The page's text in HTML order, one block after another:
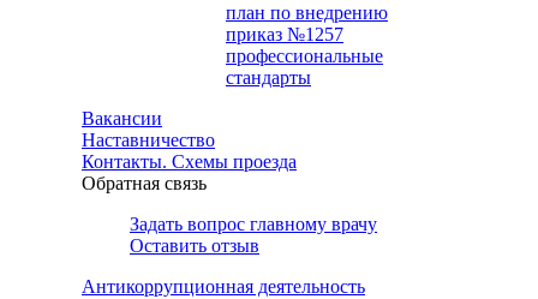
план по внедрению
приказ №1257
профессиональные
стандарты
Вакансии
Наставничество
Контакты. Схемы проезда
Обратная связь
Задать вопрос главному врачу
Оставить отзыв
Антикоррупционная деятельность